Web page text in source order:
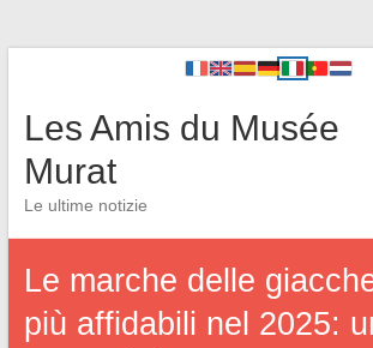
Les Amis du Musée
Murat
Le ultime notizie
Le marche delle
più affidabili nel 2025: